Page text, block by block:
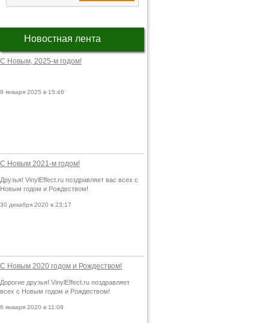
Новостная лента
С Новым, 2025-м годом!
9 января 2025 в 15:46
С Новым 2021-м годом!
Друзья! VinylEffect.ru поздравляет вас всех с
Новым годом и Рождеством!
30 декабря 2020 в 23:17
С Новым 2020 годом и Рождеством!
Дорогие друзья! VinylEffect.ru поздравляет
всех с Новым годом и Рождеством!
6 января 2020 в 11:09